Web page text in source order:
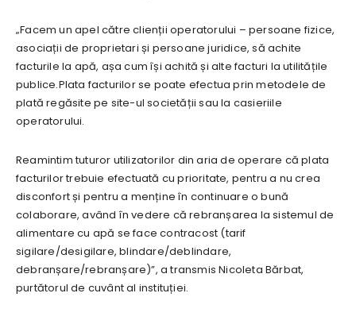
„Facem un apel către clienții operatorului – persoane fizice,
asociații de proprietari și persoane juridice, să achite
facturile la apă, așa cum își achită și alte facturi la utilitățile
publice.Plata facturilor se poate efectua prin metodele de
plată regăsite pe site-ul societății sau la casieriile
operatorului.
Reamintim tuturor utilizatorilor din aria de operare că plata
facturilor trebuie efectuată cu prioritate, pentru a nu crea
disconfort și pentru a menține în continuare o bună
colaborare, având în vedere că rebranșarea la sistemul de
alimentare cu apă se face contracost (tarif
sigilare/desigilare, blindare/deblindare,
debranșare/rebranșare)”, a transmis Nicoleta Bărbat,
purtătorul de cuvânt al instituției.